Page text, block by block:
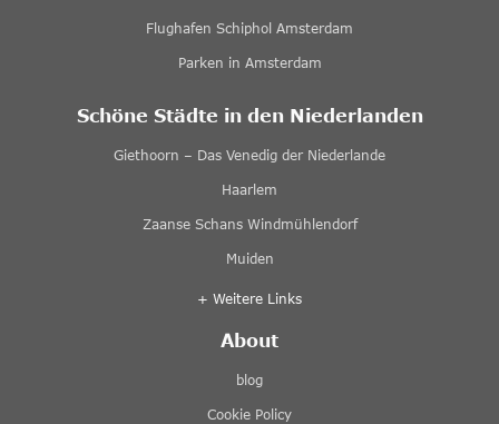
Flughafen Schiphol Amsterdam
Parken in Amsterdam
Schöne Städte in den Niederlanden
Giethoorn – Das Venedig der Niederlande
Haarlem
Zaanse Schans Windmühlendorf
Muiden
+ Weitere Links
About
blog
Cookie Policy